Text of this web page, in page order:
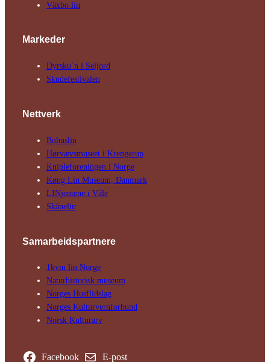
Växbo lin
Markeder
Dyrsku´n i Seljord
Skude­fes­tivalen
Nettverk
Bohuslin
Hørvævs­museet i Krengerup
Kniple­foreningen i Norge
Køng Lin Museum, Danmark
LINjentene i Våle
Skånelin
Samarbeids­partnere
1kvm lin Norge
Natur­his­torisk­ museum
Norges Husflids­lag
Norges Kultur­vern­forbund
Norsk Kulturarv
Facebook E-post